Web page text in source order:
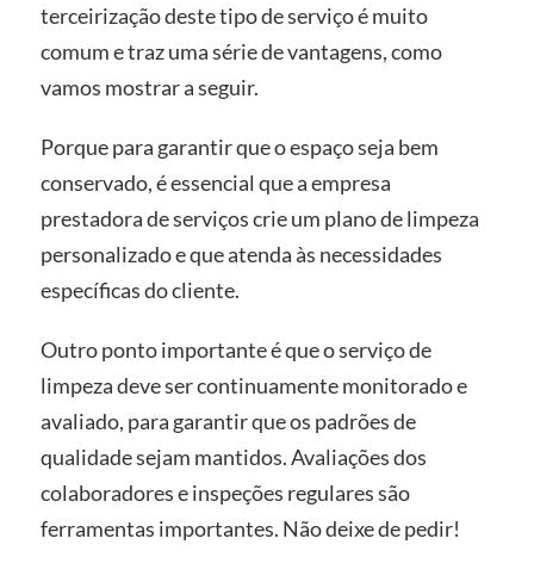
terceirização deste tipo de serviço é muito
comum e traz uma série de vantagens, como
vamos mostrar a seguir.
Porque para garantir que o espaço seja bem
conservado, é essencial que a empresa
prestadora de serviços crie um plano de limpeza
personalizado e que atenda às necessidades
específicas do cliente.
Outro ponto importante é que o serviço de
limpeza deve ser continuamente monitorado e
avaliado, para garantir que os padrões de
qualidade sejam mantidos. Avaliações dos
colaboradores e inspeções regulares são
ferramentas importantes. Não deixe de pedir!